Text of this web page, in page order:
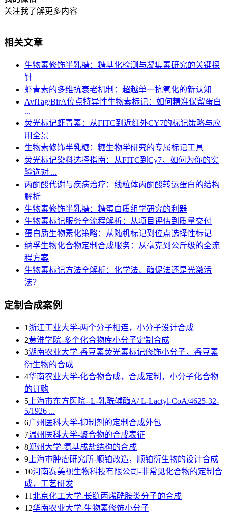
关注我了解更多内容
相关文章
生物素修饰半乳糖：糖基化检测与凝集素研究的关键探
针
虾青素的多维抗衰老机制：超越单一抗氧化的新认知
AviTag/BirA位点特异性生物素标记：如何精准保留蛋白
...
荧光标记虾青素：从FITC到近红外CY7的标记策略与应
用全景
生物素修饰半乳糖：糖生物学研究的专属标记工具
荧光标记染料选择指南：从FITC到Cy7，如何为你的实
验选对 ...
丙酮酸代谢与疾病治疗：线粒体丙酮酸转运蛋白的结构
解析
生物素修饰半乳糖：糖蛋白质组学研究的利器
生物素标记服务全流程解析：从项目评估到质量交付
蛋白质生物素化策略：从随机标记到位点选择性标记
纳孚生物化合物定制合成服务：从毫克到公斤级的全流
程方案
生物素标记方法全解析：化学法、酶促法还是光激活
法？
定制合成案例
1 浙江工业大学-两个分子相连，小分子设计合成
2黄淮学院-多个化合物库小分子定制合成
3湖南农业大学-香豆素荧光素标记修饰小分子，香豆素
衍生物的合成
4华南农业大学-化合物合成，合成定制，小分子化合物
的订购
5 上海市东方医院--L-乳酰辅酶A/ L-Lactyl-CoA/4625-32-
5/1926 ...
6广州医科大学-抑制剂的定制合成外包
7温州医科大学-聚合物的合成表征
8郑州大学-氨基成盐结构的合成
9 上海巿肿瘤研究所-顺铂改造，顺铂衍生物的设计合成
10河南赛美视生物科技有限公司-非常见化合物的定制合
成，工艺研发
11北京化工大学-长链丙烯酰胺类分子的合成
12华南农业大学-生物素修饰小分子